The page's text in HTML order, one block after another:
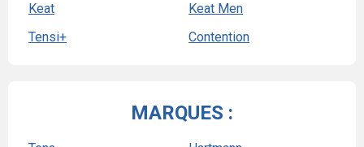
Keat
Keat Men
Tensi+
Contention
MARQUES :